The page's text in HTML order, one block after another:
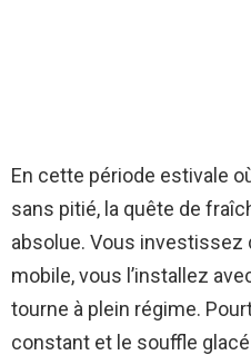
En cette période estivale
sans pitié, la quête de
absolue. Vous investissez
mobile, vous l’installez
tourne à plein régime.
constant et le souffle glacé